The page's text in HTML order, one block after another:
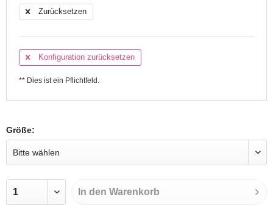
Zurücksetzen
Konfiguration zurücksetzen
** Dies ist ein Pflichtfeld.
Größe:
In den Warenkorb